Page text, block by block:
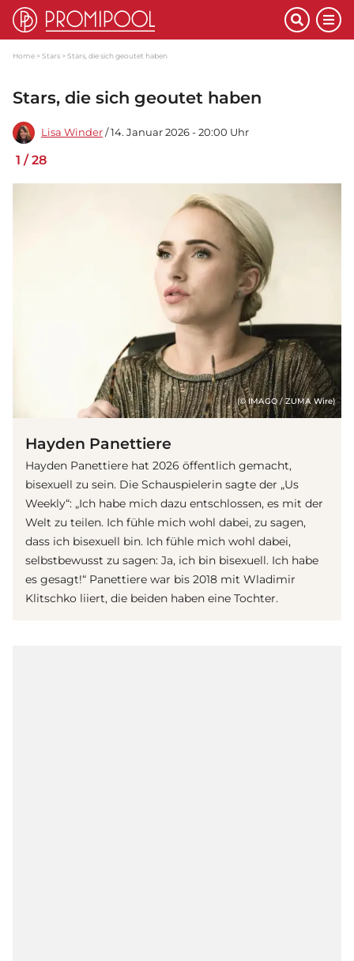
Home Stars Stars, die sich geoutet haben
Stars, die sich geoutet haben
Lisa Winder / 14. Januar 2026 - 20:00 Uhr
1 /28
(© IMAGO / ZUMA Wire)
Hayden Panettiere
Hayden Panettiere hat 2026 öffentlich gemacht,
bisexuell zu sein. Die Schauspielerin sagte der „Us
Weekly“: „Ich habe mich dazu entschlossen, es mit der
Welt zu teilen. Ich fühle mich wohl dabei, zu sagen,
dass ich bisexuell bin. Ich fühle mich wohl dabei,
selbstbewusst zu sagen: Ja, ich bin bisexuell. Ich habe
es gesagt!“ Panettiere war bis 2018 mit Wladimir
Klitschko liiert, die beiden haben eine Tochter.